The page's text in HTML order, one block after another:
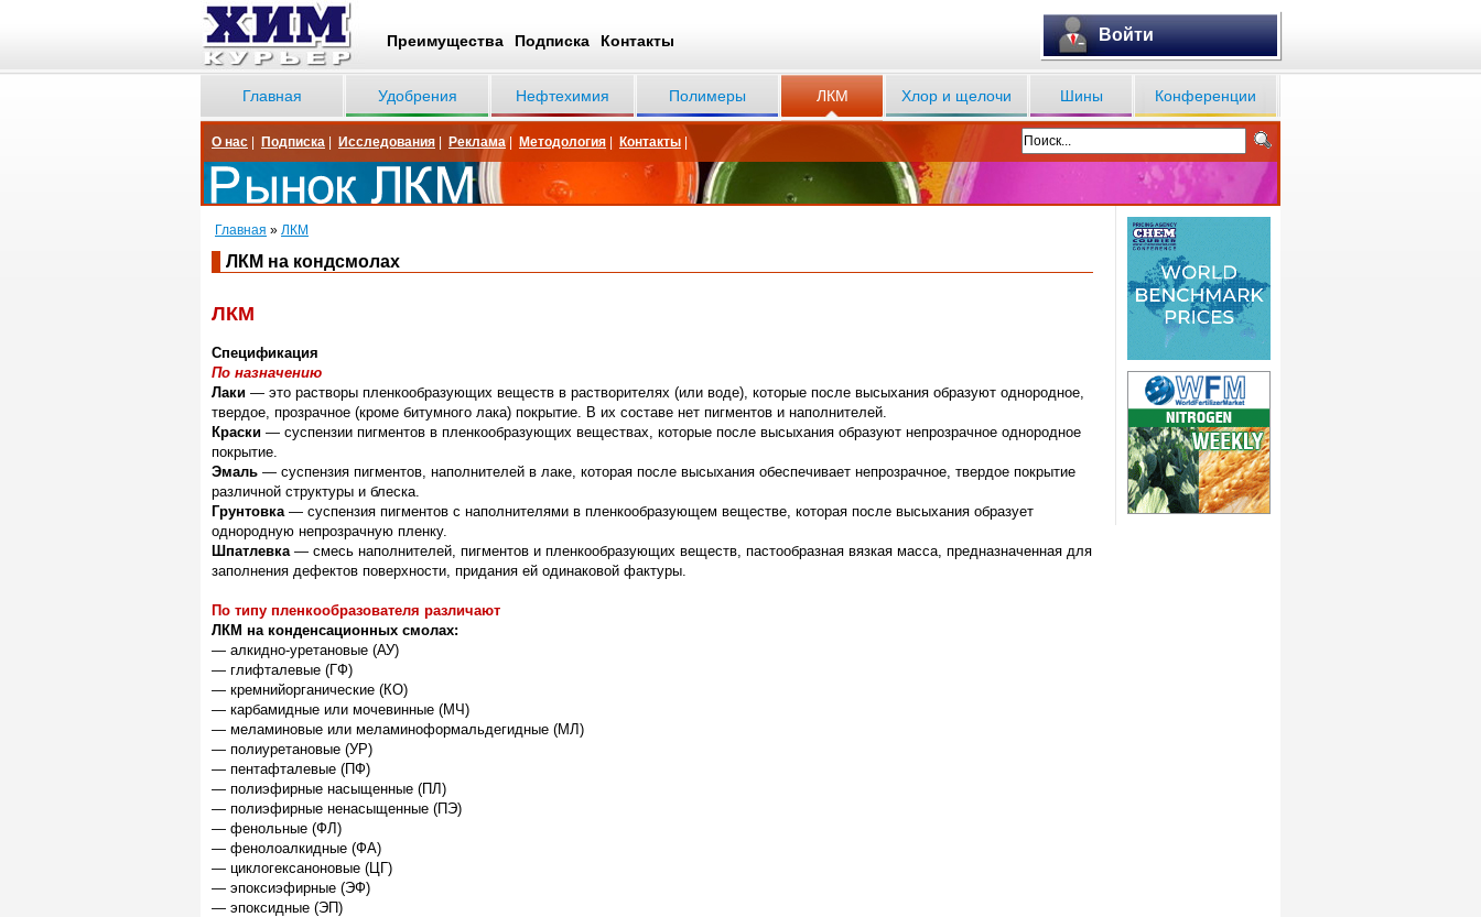
Войти
Преимущества Подписка Контакты
Главная Удобрения Нефтехимия Полимеры ЛКМ Хлор и щелочи Шины Конференции
О нас Подписка Исследования Реклама| Методология Контакты |
Главная » ЛКМ
ЛКМ на кондсмолах
ЛКМ
Спецификация
По назначению
Лаки — это растворы пленкообразующих веществ в растворителях (или воде), которые после высыхания образуют однородное,
твердое, прозрачное (кроме битумного лака) покрытие. В их составе нет пигментов и наполнителей.
Краски — суспензии пигментов в пленкообразующих веществах, которые после высыхания образуют непрозрачное однородное
покрытие.
Эмаль — суспензия пигментов, наполнителей в лаке, которая после высыхания обеспечивает непрозрачное, твердое покрытие
различной структуры и блеска.
Грунтовка— суспензия пигментов с наполнителями в пленкообразующем веществе, которая после высыхания образует
однородную непрозрачную пленку.
Шпатлевка— смесь наполнителей, пигментов и пленкообразующих веществ, пастообразная вязкая масса, предназначенная для
заполнения дефектов поверхности, придания ей одинаковой фактуры.
По типу пленкообразователя различают
ЛКМ на конденсационных смолах:
— алкидно-уретановые (АУ)
— глифталевые (ГФ)
— кремнийорганические (КО)
— карбамидные или мочевинные (МЧ)
— меламиновые или меламиноформальдегидные (МЛ)
— полиуретановые (УР)
— пентафталевые (ПФ)
— полиэфирные насыщенные (ПЛ)
— полиэфирные ненасыщенные (ПЭ)
— фенольные (ФЛ)
— фенолоалкидные (ФА)
— циклогексаноновые (ЦГ)
— эпоксиэфирные (ЭФ)
— эпоксидные (ЭП)